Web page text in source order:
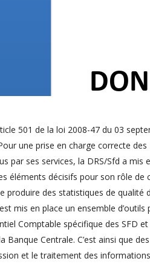
501 de la loi 2008-47 du 03
une prise en charge correcte des
par ses services, la DRS/Sfd a
éléments décisifs pour son rôle de
produire des statistiques de qualité
mis en place un ensemble
Comptable spécifique des SFD et
Banque Centrale. C’est ainsi que
et le traitement des